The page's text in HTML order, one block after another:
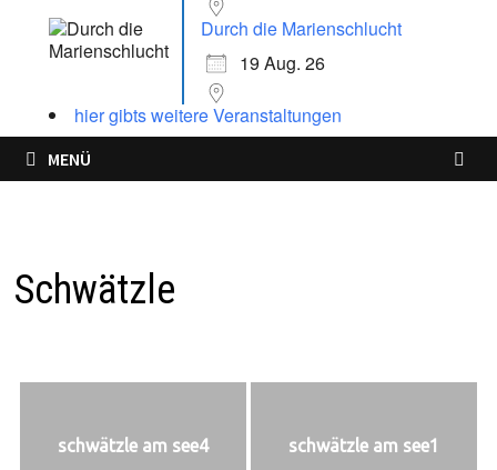
Durch die Marienschlucht
19 Aug. 26
hier gibts weitere Veranstaltungen
MENÜ
Schwätzle
schwätzle am see4 schwätzle am see1